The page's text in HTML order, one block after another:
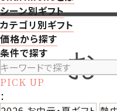
シーン別ギフト
カテゴリ別ギフト
価格から探す
条件で探す
PICK UP
：